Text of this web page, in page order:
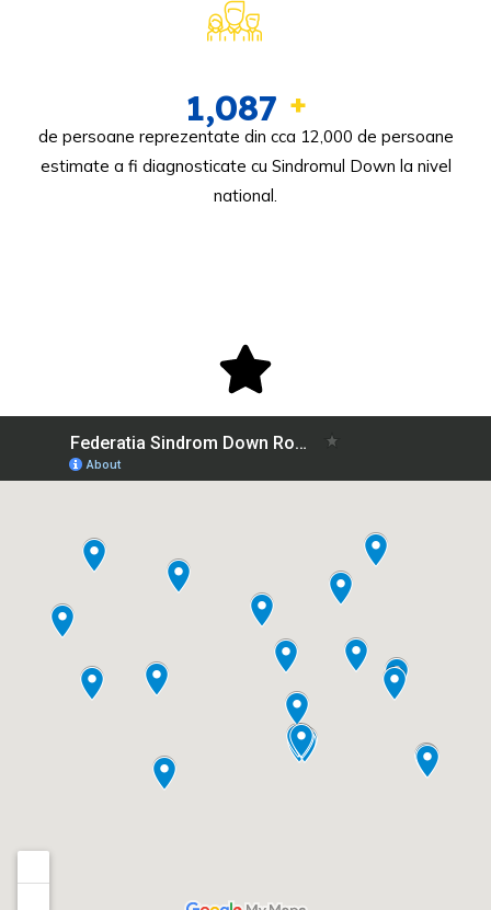
1,197 +
de persoane reprezentate din cca 12,000 de persoane
estimate a fi diagnosticate cu Sindromul Down la nivel
national.